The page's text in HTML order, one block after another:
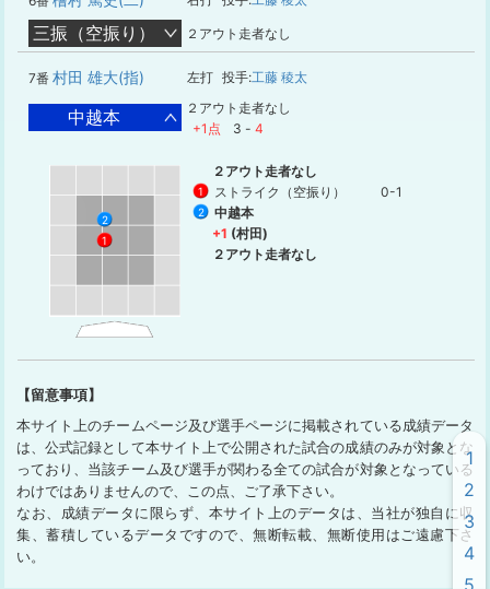
三振（空振り） ２アウト走者なし
7番 村田 雄大(指) 左打 投手:工藤 稜太
中越本
２アウト走者なし
+1点
3 - 4
1
2
２アウト走者なし
1 ストライク（空振り） 0-1
2
中越本
+1 (村田)
２アウト走者なし
【留意事項】
本サイト上のチームページ及び選手ページに掲載されている成績データ
は、公式記録として本サイト上で公開された試合の成績のみが対象とな
っており、当該チーム及び選手が関わる全ての試合が対象となっている
わけではありませんので、この点、ご了承下さい。
なお、成績データに限らず、本サイト上のデータは、当社が独自に収
集、蓄積しているデータですので、無断転載、無断使用はご遠慮下さ
い。
1
2
3
4
5